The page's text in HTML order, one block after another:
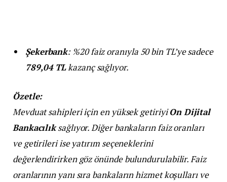
Şekerbank: %20 faiz oranıyla 50 bin TL’ye sadece
789,04 TLkazanç sağlıyor.
Özetle:
Mevduat sahipleri için en yüksek getiriyiOn Dijital
Bankacılıksağlıyor. Diğer bankaların faiz oranları
ve getirileri ise yatırım seçeneklerini
değerlendirirken göz önünde bulundurulabilir. Faiz
oranlarının yanı sıra bankaların hizmet koşulları ve